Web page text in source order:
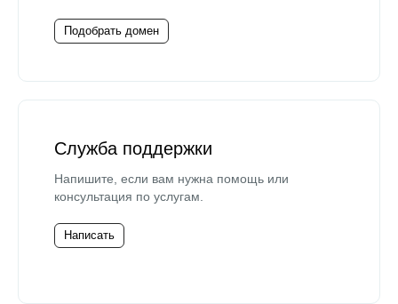
Подобрать домен
Служба поддержки
Напишите, если вам нужна помощь или
консультация по услугам.
Написать